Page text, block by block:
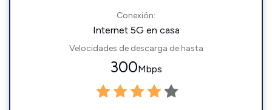
Conexión:
Internet 5G en casa
Velocidades de descarga de hasta
300Mbps